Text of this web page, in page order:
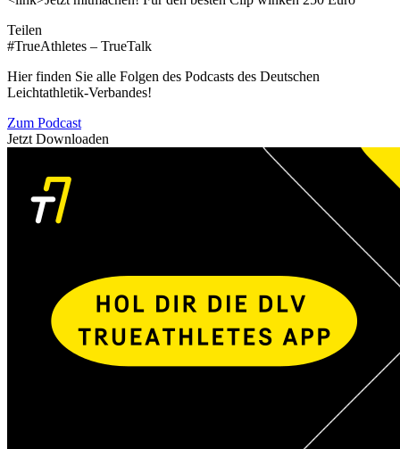
Teilen
#TrueAthletes – TrueTalk
Hier finden Sie alle Folgen des Podcasts des Deutschen
Leichtathletik-Verbandes!
Zum Podcast
Jetzt Downloaden